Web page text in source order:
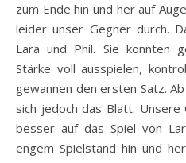
zum Ende hin und her auf
leider unser Gegner durch.
Lara und Phil. Sie konnten
Stärke voll ausspielen,
gewannen den ersten Satz.
sich jedoch das Blatt. Unsere
besser auf das Spiel von
engem Spielstand hin und